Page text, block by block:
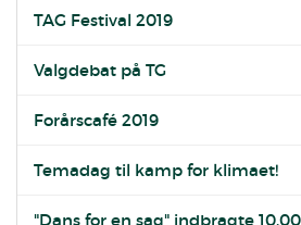
TAG Festival 2019
Valgdebat på TG
Forårscafé 2019
Temadag til kamp for klimaet!
"Dans for en sag" indbragte